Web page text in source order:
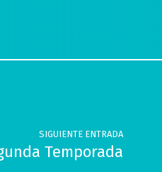
SIGUIENTE ENTRADA
Temporada